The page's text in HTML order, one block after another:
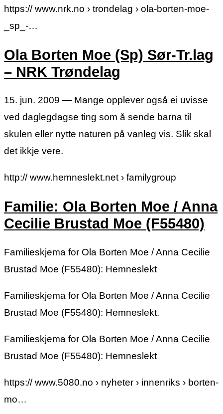
https:// www.nrk.no › trondelag › ola-borten-moe-
_sp_-…
Ola Borten Moe (Sp) Sør-Tr.lag
– NRK Trøndelag
15. jun. 2009 — Mange opplever også ei uvisse
ved daglegdagse ting som å sende barna til
skulen eller nytte naturen på vanleg vis. Slik skal
det ikkje vere.
http:// www.hemneslekt.net › familygroup
Familie: Ola Borten Moe / Anna
Cecilie Brustad Moe (F55480)
Familieskjema for Ola Borten Moe / Anna Cecilie
Brustad Moe (F55480): Hemneslekt
Familieskjema for Ola Borten Moe / Anna Cecilie
Brustad Moe (F55480): Hemneslekt.
Familieskjema for Ola Borten Moe / Anna Cecilie
Brustad Moe (F55480): Hemneslekt
https:// www.5080.no › nyheter › innenriks › borten-
mo…